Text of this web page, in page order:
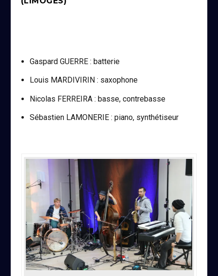
Gaspard GUERRE : batterie
Louis MARDIVIRIN : saxophone
Nicolas FERREIRA : basse, contrebasse
Sébastien LAMONERIE : piano, synthétiseur